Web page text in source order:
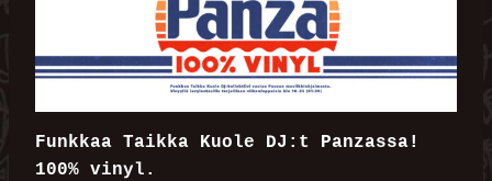
Funkkaa Taikka Kuole DJ:t Panzassa!
100% vinyl.